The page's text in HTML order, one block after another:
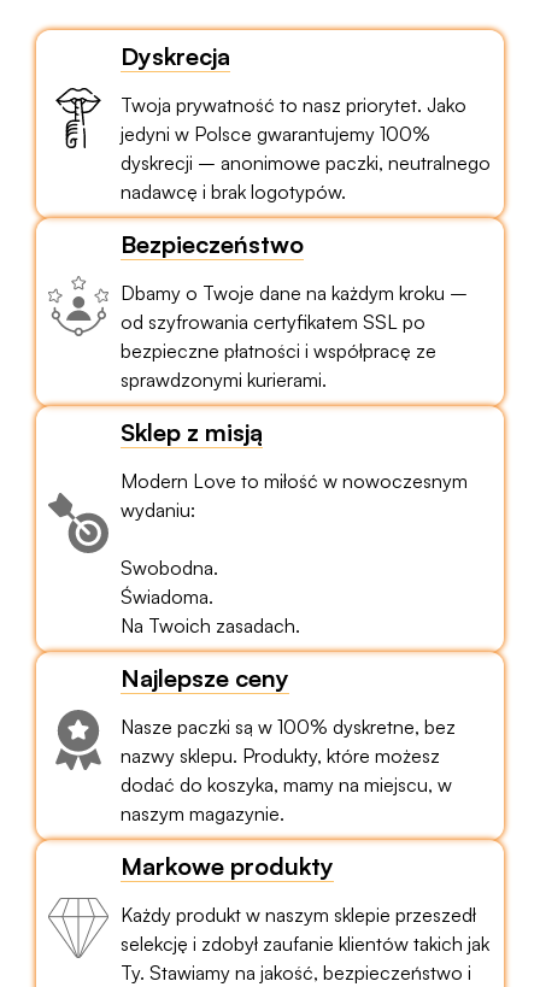
Dyskrecja
Twoja prywatność to nasz priorytet. Jako
jedyni w Polsce gwarantujemy 100%
dyskrecji – anonimowe paczki, neutralnego
nadawcę i brak logotypów.
Bezpieczeństwo
Dbamy o Twoje dane na każdym kroku –
od szyfrowania certyfikatem SSL po
bezpieczne płatności i współpracę ze
sprawdzonymi kurierami.
Sklep z misją
Modern Love to miłość w nowoczesnym
wydaniu:
Swobodna.
Świadoma.
Na Twoich zasadach.
Najlepsze ceny
Nasze paczki są w 100% dyskretne, bez
nazwy sklepu. Produkty, które możesz
dodać do koszyka, mamy na miejscu, w
naszym magazynie.
Markowe produkty
Każdy produkt w naszym sklepie przeszedł
selekcję i zdobył zaufanie klientów takich jak
Ty. Stawiamy na jakość, bezpieczeństwo i